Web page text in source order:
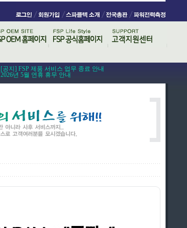
[공지] FSP 제품 서비스 업무 종료 안내
2026년 5월 연휴 휴무 안내